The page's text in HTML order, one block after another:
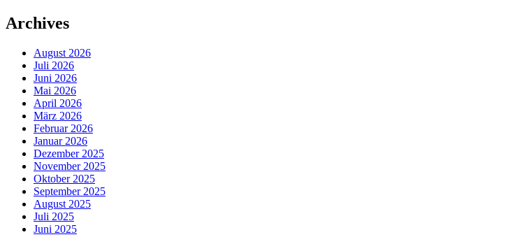
Archives
August 2026
Juli 2026
Juni 2026
Mai 2026
April 2026
März 2026
Februar 2026
Januar 2026
Dezember 2025
November 2025
Oktober 2025
September 2025
August 2025
Juli 2025
Juni 2025